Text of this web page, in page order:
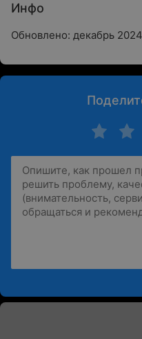
Инфо
Обновлено: декабрь 2024